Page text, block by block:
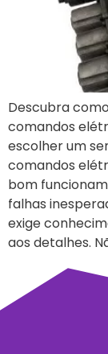
Descubra
comandos
escolher um
comandos
bom
falhas
exige
aos detalhes.